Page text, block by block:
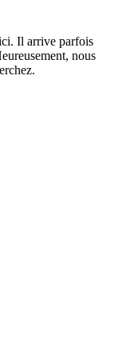
Il arrive parfois
nous